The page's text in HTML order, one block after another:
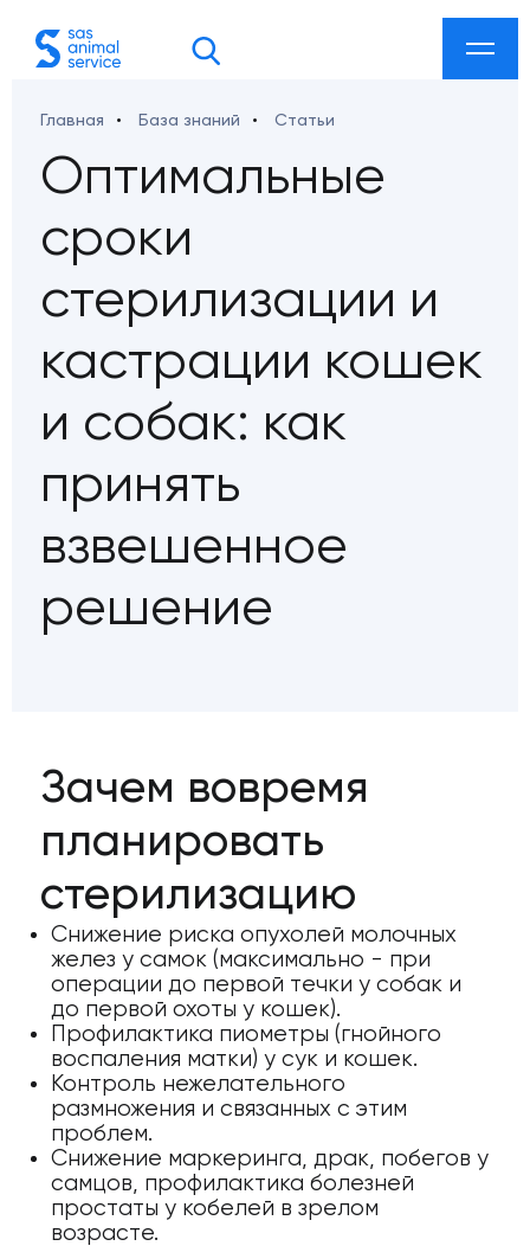
sklad@mail.ru
на прием
05-81
21:00
среда
до 21:00
аптеки
123-63-34
Главная База знаний Статьи
Оптимальные
сроки
стерилизации и
кастрации кошек
и собак: как
принять
взвешенное
решение
Зачем вовремя
планировать
стерилизацию
Снижение риска опухолей молочных
желез у самок (максимально - при
операции до первой течки у собак и
до первой охоты у кошек).
Профилактика пиометры (гнойного
воспаления матки) у сук и кошек.
Контроль нежелательного
размножения и связанных с этим
проблем.
Снижение маркеринга, драк, побегов у
самцов, профилактика болезней
простаты у кобелей в зрелом
возрасте.